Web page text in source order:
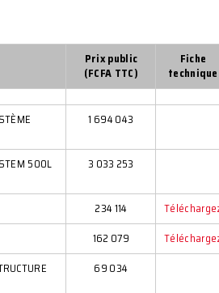
Prix public
(FCFA TTC)
Fiche
technique
1 694 043
500L
3 033 253
234 114
162 079
69 034